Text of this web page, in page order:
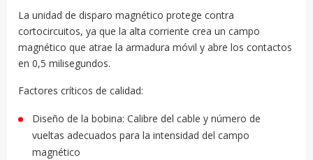
La unidad de disparo magnético protege contra
cortocircuitos, ya que la alta corriente crea un campo
magnético que atrae la armadura móvil y abre los contactos
en 0,5 milisegundos.
Factores críticos de calidad:
Diseño de la bobina: Calibre del cable y número de
vueltas adecuados para la intensidad del campo
magnético